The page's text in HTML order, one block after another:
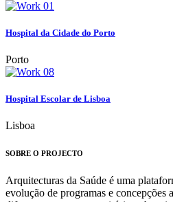
Hospital da Cidade do Porto
Porto
Hospital Escolar de Lisboa
Lisboa
SOBRE O PROJECTO
Arquitecturas da Saúde é uma
evolução de programas e concepções